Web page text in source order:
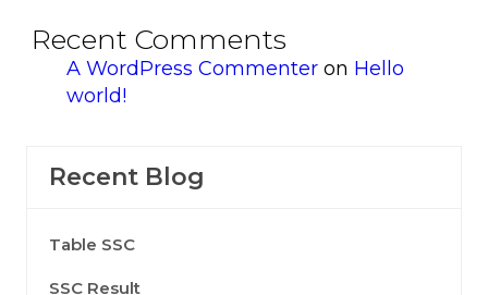
Recent Comments
A WordPress Commenter on Hello
world!
Recent Blog
Table SSC
SSC Result